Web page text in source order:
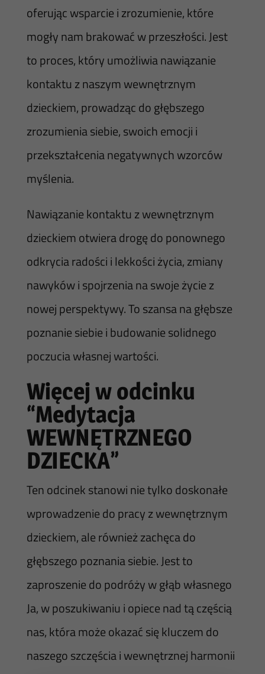
oferując wsparcie i zrozumienie, które
mogły nam brakować w przeszłości. Jest
to proces, który umożliwia nawiązanie
kontaktu z naszym wewnętrznym
dzieckiem, prowadząc do głębszego
zrozumienia siebie, swoich emocji i
przekształcenia negatywnych wzorców
myślenia.
Nawiązanie kontaktu z wewnętrznym
dzieckiem otwiera drogę do ponownego
odkrycia radości i lekkości życia, zmiany
nawyków i spojrzenia na swoje życie z
nowej perspektywy. To szansa na głębsze
poznanie siebie i budowanie solidnego
poczucia własnej wartości.
Więcej w odcinku
“Medytacja
WEWNĘTRZNEGO
DZIECKA”
Ten odcinek stanowi nie tylko doskonałe
wprowadzenie do pracy z wewnętrznym
dzieckiem, ale również zachęca do
głębszego poznania siebie. Jest to
zaproszenie do podróży w głąb własnego
Ja, w poszukiwaniu i opiece nad tą częścią
nas, która może okazać się kluczem do
naszego szczęścia i wewnętrznej harmonii